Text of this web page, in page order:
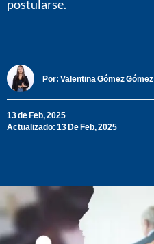
postularse.
Por: Valentina Gómez Gómez
13 de Feb, 2025
Actualizado: 13 De Feb, 2025